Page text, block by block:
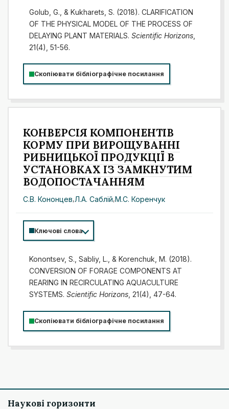
Golub, G., & Kukharets, S. (2018). CLARIFICATION
OF THE PHYSICAL MODEL OF THE PROCESS OF
DELAYING PLANT MATERIALS. Scientific Horizons,
21(4), 51-56.
Скопіювати бібліографічне посилання
КОНВЕРСІЯ КОМПОНЕНТІВ
КОРМУ ПРИ ВИРОЩУВАННІ
РИБНИЦЬКОЇ ПРОДУКЦІЇ В
УСТАНОВКАХ ІЗ ЗАМКНУТИМ
ВОДОПОСТАЧАННЯМ
С.В. Кононцев,Л.А. Саблій,М.С. Коренчук
Ключові слова
Konontsev, S., Sabliy, L., & Korenchuk, M. (2018).
CONVERSION OF FORAGE COMPONENTS AT
REARING IN RECIRCULATING AQUACULTURE
SYSTEMS. Scientific Horizons, 21(4), 47-64.
Скопіювати бібліографічне посилання
Наукові горизонти